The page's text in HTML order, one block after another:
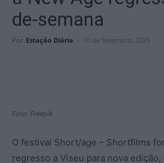
de-semana
Por Estação Diária - 10 de Setembro, 2025
Foto: Freepik
O festival Short/age – Shortfilms
regresso a Viseu para nova edição,